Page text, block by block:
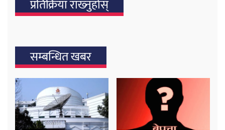
प्रतिक्रिया राख्‍नुहोस्
सम्बन्धित खबर